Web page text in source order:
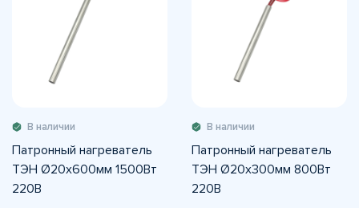
В наличии
Патронный нагреватель
ТЭН Ø20х600мм 1500Вт
220В
В наличии
Патронный нагреватель
ТЭН Ø20х300мм 800Вт
220В